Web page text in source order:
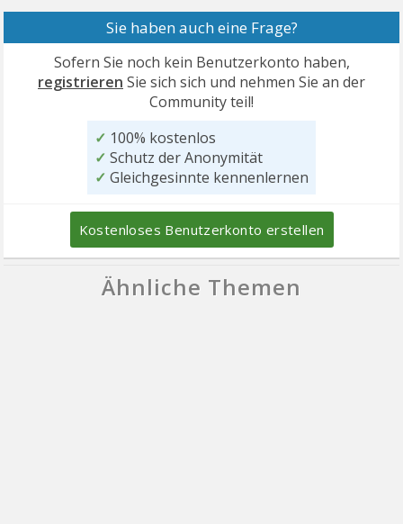
Sie haben auch eine Frage?
Sofern Sie noch kein Benutzerkonto haben,
registrieren Sie sich sich und nehmen Sie an der
Community teil!
✓ 100% kostenlos
✓ Schutz der Anonymität
✓ Gleichgesinnte kennenlernen
Kostenloses Benutzerkonto erstellen
Ähnliche Themen